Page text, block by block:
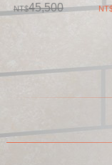
淨飲機(P0581)
45,500